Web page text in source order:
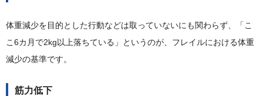
体重減少を目的とした行動などは取っていないにも関わらず、「こ
こ6カ月で2kg以上落ちている」というのが、フレイルにおける体重
減少の基準です。
筋力低下